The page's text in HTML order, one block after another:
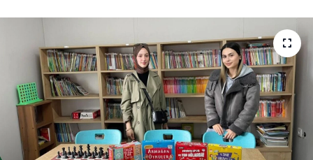
Siyaset
Teknoloji
Yazarlar
Astroloji-Rüya